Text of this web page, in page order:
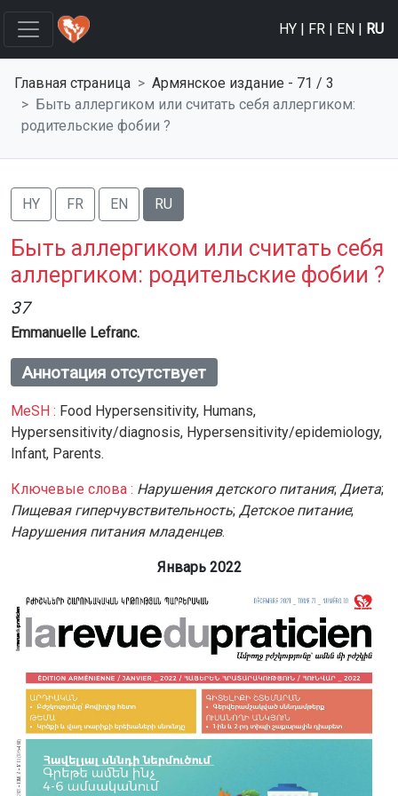
HY | FR | EN | RU
Главная страница
Армянское издание - 71 / 3
Быть аллергиком или считать себя аллергиком:
родительские фобии ?
HY FR EN RU
Быть аллергиком или считать себя
аллергиком: родительские фобии ?
37
Emmanuelle Lefranc.
Аннотация отсутствует
MeSH : Food Hypersensitivity, Humans,
Hypersensitivity/diagnosis, Hypersensitivity/epidemiology,
Infant, Parents.
Ключевые слова : Нарушения детского питания; Диета;
Пищевая гиперчувствительность; Детское питание;
Нарушения питания младенцев.
Январь 2022